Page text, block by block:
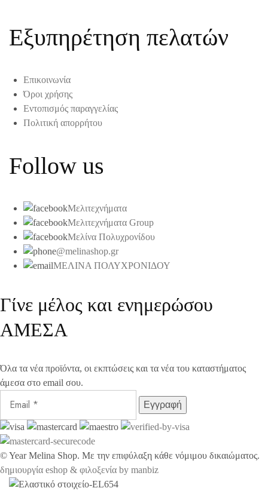
Εξυπηρέτηση πελατών
Επικοινωνία
Όροι χρήσης
Εντοπισμός παραγγελίας
Πολιτική απορρήτου
Follow us
Μελιτεχνήματα
Μελιτεχνήματα Group
Μελίνα Πολυχρονίδου
@melinashop.gr
ΜΕΛΙΝΑ ΠΟΛΥΧΡΟΝΙΔΟΥ
Γίνε μέλος και ενημερώσου
ΑΜΕΣΑ
Όλα τα νέα προϊόντα, οι εκπτώσεις και τα νέα του καταστήματος
άμεσα στο email σου.
©YearMelina Shop. Με την επιφύλαξη κάθε νόμιμου δικαιώματος.
δημιουργία eshop & φιλοξενία by manbiz